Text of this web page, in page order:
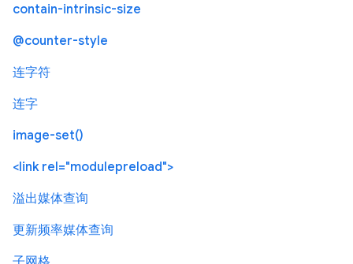
contain-intrinsic-size
@counter-style
连字符
连字
image-set()
<link rel="modulepreload">
溢出媒体查询
更新频率媒体查询